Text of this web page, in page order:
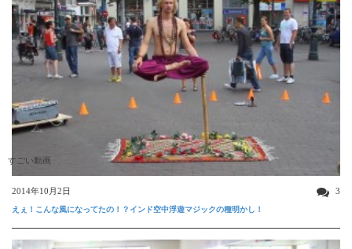
すごい動画
2014年10月2日 3
えぇ！こんな風になってたの！？インド空中浮遊マジックの種明かし！